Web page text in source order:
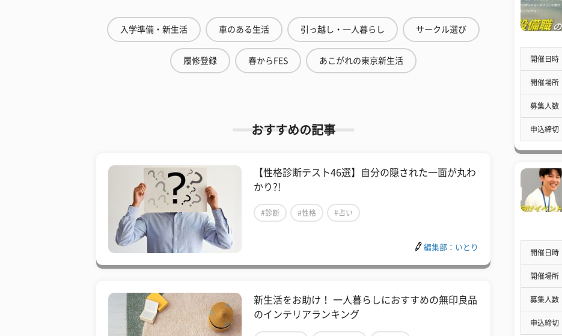
入学準備・新生活 車のある生活 引っ越し・一人暮らし サークル選び
履修登録 春からFES あこがれの東京新生活
おすすめの記事
【性格診断テスト46選】自分の隠された一面が丸わ
かり?!
#診断 #性格 #占い
編集部：いとり
新生活をお助け！ 一人暮らしにおすすめの無印良品
のインテリアランキング
開催日時
開催場所
募集人数
申込締切
開催日時
開催場所
募集人数
申込締切